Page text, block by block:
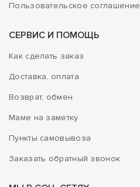
Пользовательское соглашение
СЕРВИС И ПОМОЩЬ
Как сделать заказ
Доставка, оплата
Возврат, обмен
Маме на заметку
Пункты самовывоза
Заказать обратный звонок